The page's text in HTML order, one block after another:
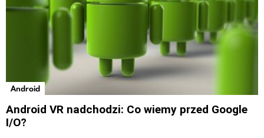
Android
Android VR nadchodzi: Co wiemy przed Google
I/O?